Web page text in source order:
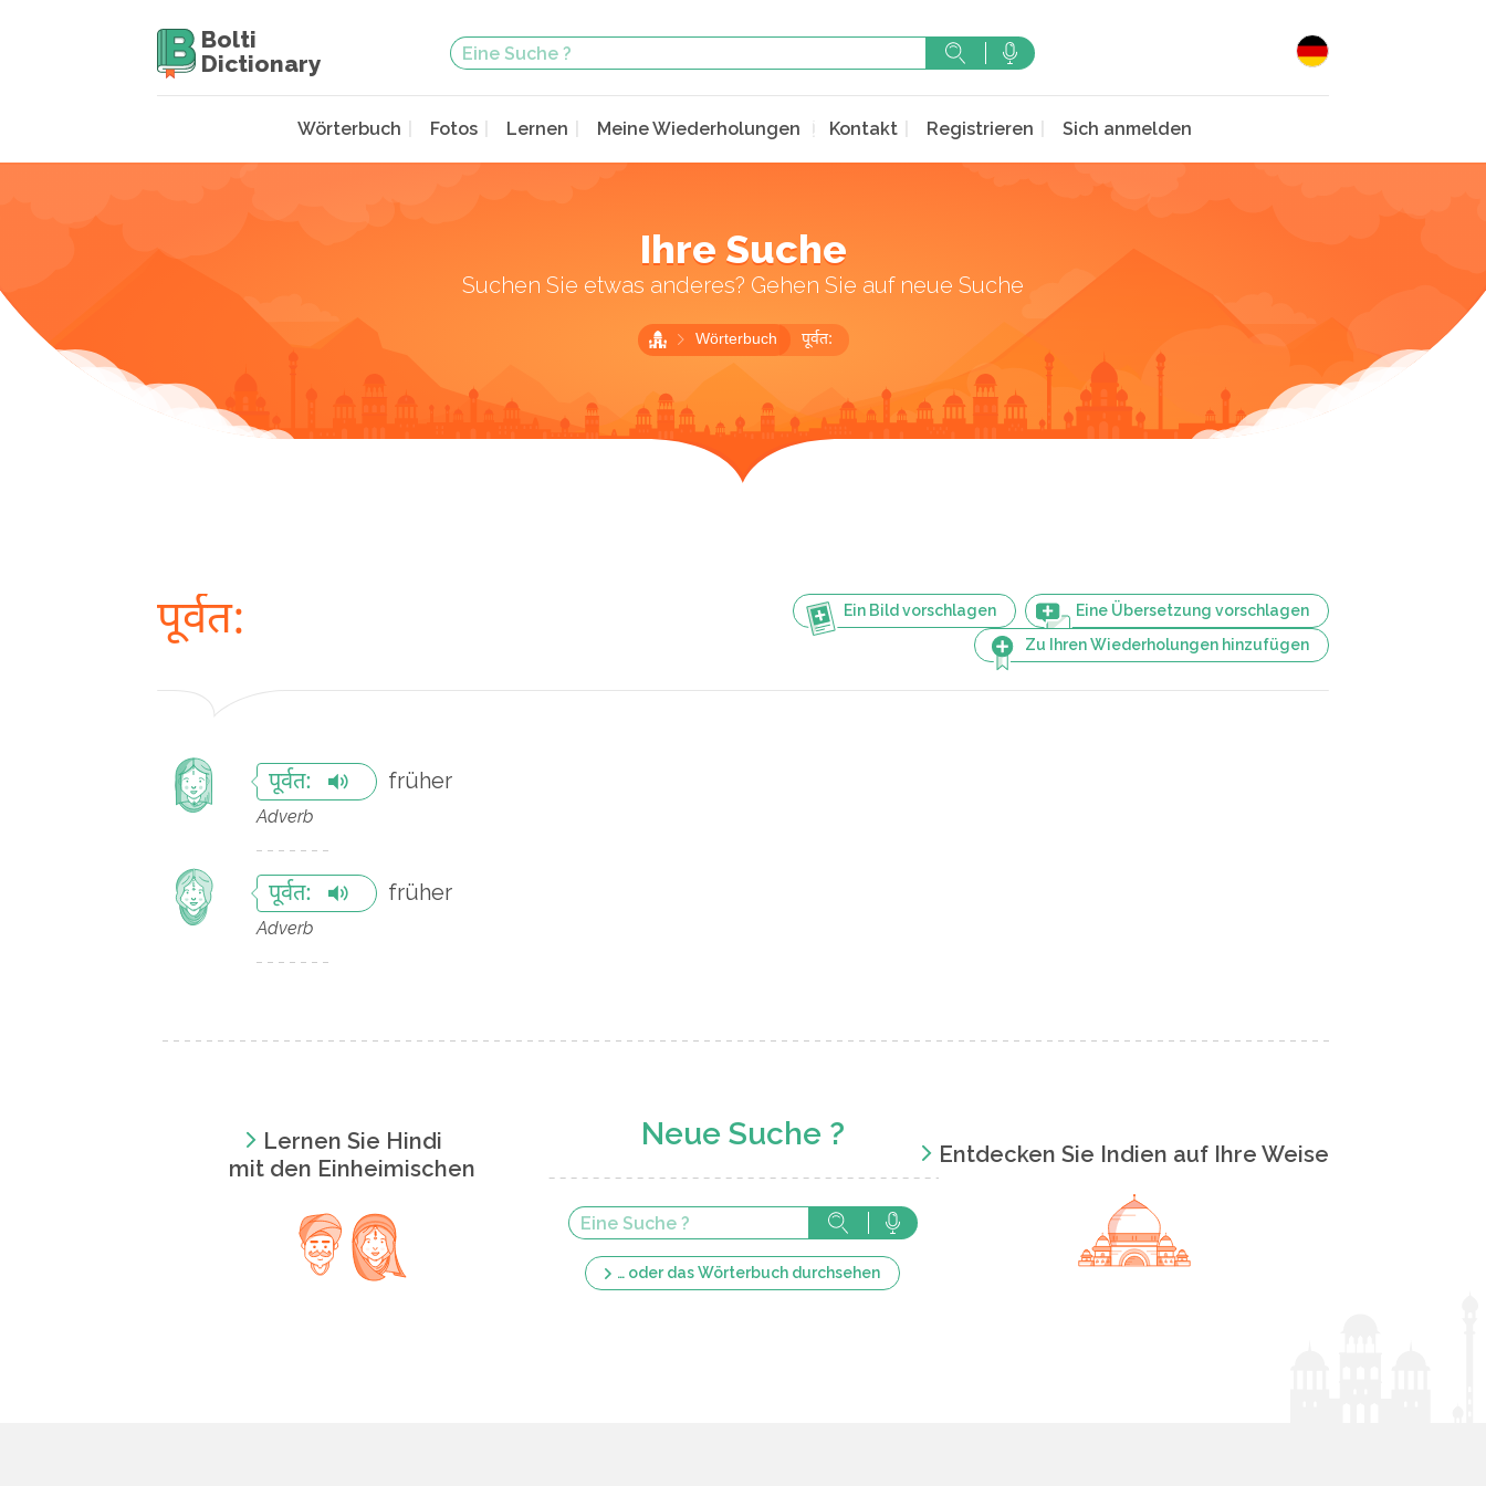
Bolti
Dictionary
Wörterbuch Fotos Lernen Meine Wiederholungen Kontakt Registrieren Sich anmelden
Ihre Suche
Suchen Sie etwas anderes? Gehen Sie auf neue Suche
Wörterbuch पूर्वत:
Ein Bild vorschlagen
Eine Übersetzung vorschlagen
Zu Ihren Wiederholungen hinzufügen
पूर्वत:
पूर्वत: früher
Adverb
पूर्वत: früher
Adverb
Lernen Sie Hindi
mit den Einheimischen
Neue Suche ?
… oder das Wörterbuch durchsehen
Entdecken Sie Indien auf Ihre Weise